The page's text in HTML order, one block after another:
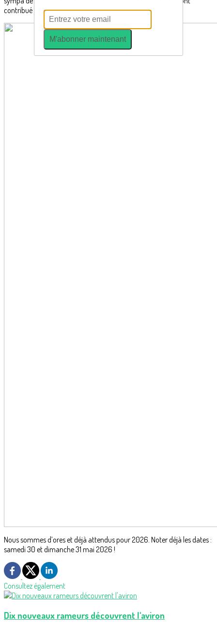
contribué à la réussite de cet évènement !
Nous sommes d’ores et déjà attendus pour 2026. Noter déjà les dates :
samedi 30 et dimanche 31 mai 2026 !
Consultez également
Dix nouveaux rameurs découvrent l'aviron
M'abonner maintenant